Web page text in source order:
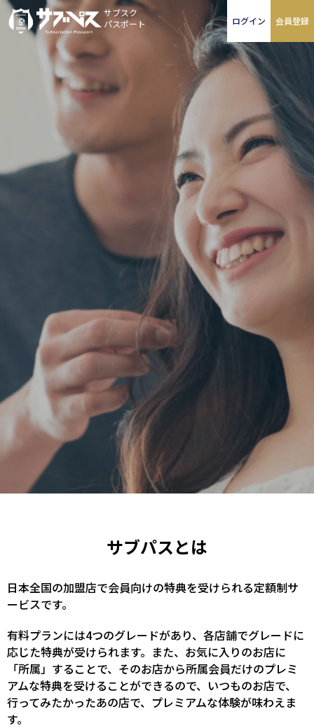
サブスク
パスポート
ログイン 会員登録
サブパスとは
日本全国の加盟店で会員向けの特典を受けられる定額制サ
ービスです。
有料プランには4つのグレードがあり、各店舗でグレードに
応じた特典が受けられます。また、お気に入りのお店に
「所属」することで、そのお店から所属会員だけのプレミ
アムな特典を受けることができるので、いつものお店で、
行ってみたかったあの店で、プレミアムな体験が味わえま
す。